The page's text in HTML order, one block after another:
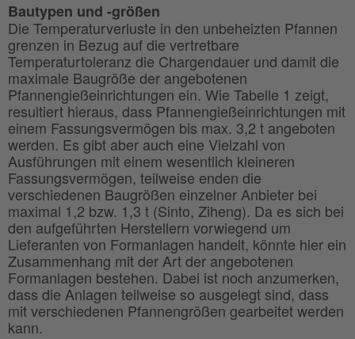
Bautypen und -größen
Die Temperaturverluste in den unbeheizten Pfannen
grenzen in Bezug auf die vertretbare
Temperaturtoleranz die Chargendauer und damit die
maximale Baugröße der angebotenen
Pfannengießeinrichtungen ein. Wie Tabelle 1 zeigt,
resultiert hieraus, dass Pfannengießeinrichtungen mit
einem Fassungsvermögen bis max. 3,2 t angeboten
werden. Es gibt aber auch eine Vielzahl von
Ausführungen mit einem wesentlich kleineren
Fassungsvermögen, teilweise enden die
verschiedenen Baugrößen einzelner Anbieter bei
maximal 1,2 bzw. 1,3 t (Sinto, Ziheng). Da es sich bei
den aufgeführten Herstellern vorwiegend um
Lieferanten von Formanlagen handelt, könnte hier ein
Zusammenhang mit der Art der angebotenen
Formanlagen bestehen. Dabei ist noch anzumerken,
dass die Anlagen teilweise so ausgelegt sind, dass
mit verschiedenen Pfannengrößen gearbeitet werden
kann.